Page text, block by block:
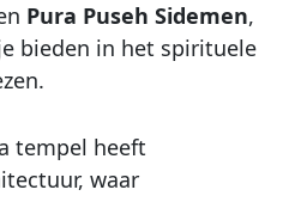
Pura Puseh Sidemen,
bieden in het spirituele
tempel heeft
waar